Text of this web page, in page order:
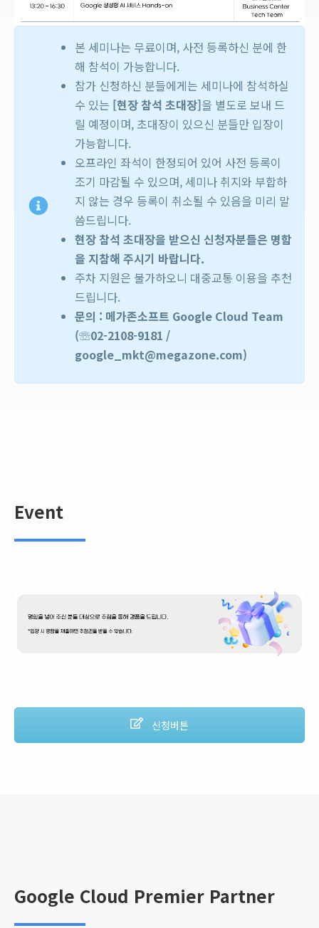
본 세미나는 무료이며, 사전 등록하신 분에 한
해 참석이 가능합니다.
참가 신청하신 분들에게는 세미나에 참석하실
수 있는 [현장 참석 초대장]을 별도로 보내 드
릴 예정이며, 초대장이 있으신 분들만 입장이
가능합니다.
오프라인 좌석이 한정되어 있어 사전 등록이
조기 마감될 수 있으며, 세미나 취지와 부합하
지 않는 경우 등록이 취소될 수 있음을 미리 말
씀드립니다.
현장 참석 초대장을 받으신 신청자분들은 명함
을 지참해 주시기 바랍니다.
주차 지원은 불가하오니 대중교통 이용을 추천
드립니다.
문의 : 메가존소프트 Google Cloud Team
(☏02-2108-9181 /
google_mkt@megazone.com)
Event
신청버튼
Google Cloud Premier Partner